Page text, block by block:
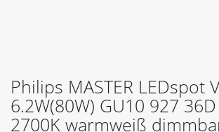
Philips MASTER LEDspot
6.2W(80W) GU10 927
2700K warmweiß